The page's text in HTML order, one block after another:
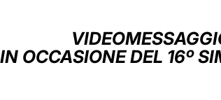
IN OCCASIONE DEL 16º